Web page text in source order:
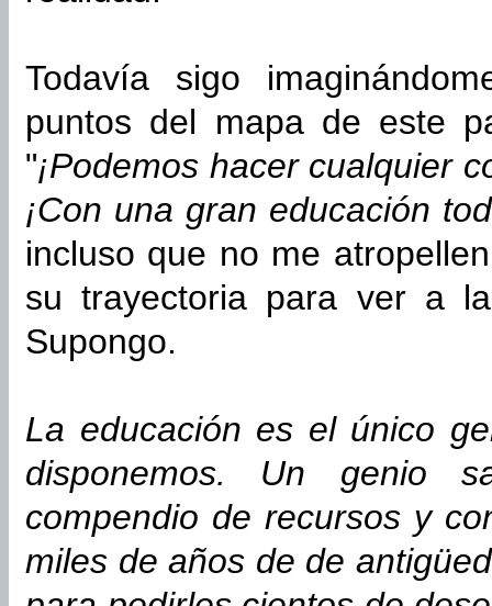
Todavía sigo
puntos del mapa de este
"¡Podemos hacer cualquier
¡Con una gran educación
incluso que no me
su trayectoria para ver a
Supongo.
La educación es el único
disponemos. Un genio
compendio de recursos y
miles de años de de